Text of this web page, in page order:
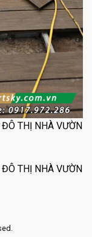
THỊ NHÀ VƯỜN
THỊ NHÀ VƯỜN